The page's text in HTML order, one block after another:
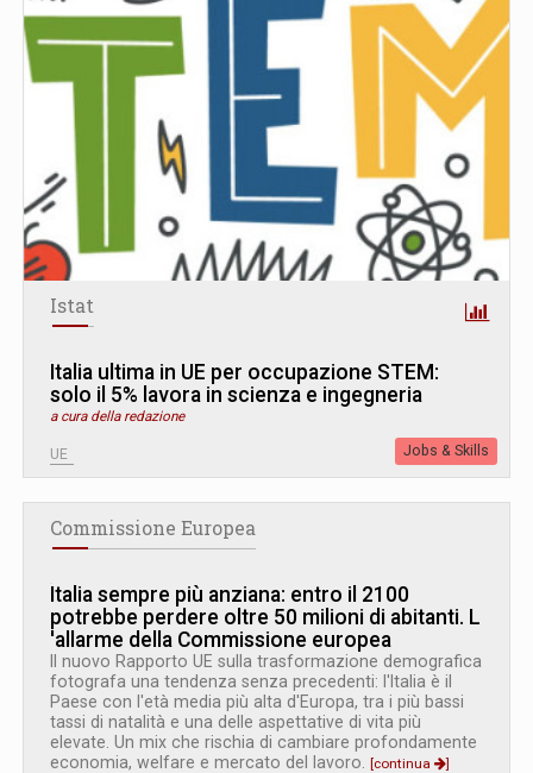
Istat
Italia ultima in UE per occupazione STEM:
solo il 5% lavora in scienza e ingegneria
a cura della redazione
UE Jobs & Skills
Commissione Europea
Italia sempre più anziana: entro il 2100
potrebbe perdere oltre 50 milioni di abitanti. L
'allarme della Commissione europea
Il nuovo Rapporto UE sulla trasformazione demografica
fotografa una tendenza senza precedenti: l'Italia è il
Paese con l'età media più alta d'Europa, tra i più bassi
tassi di natalità e una delle aspettative di vita più
elevate. Un mix che rischia di cambiare profondamente
economia, welfare e mercato del lavoro. [continua
]